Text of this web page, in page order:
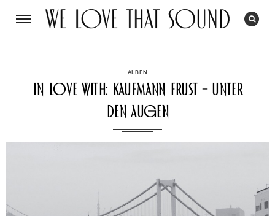
CATEGORIES
ALBEN
In Love With: Kaufmann Frust – Unter
den Augen